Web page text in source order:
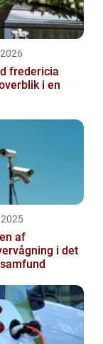
fredericia
i en
af
i det